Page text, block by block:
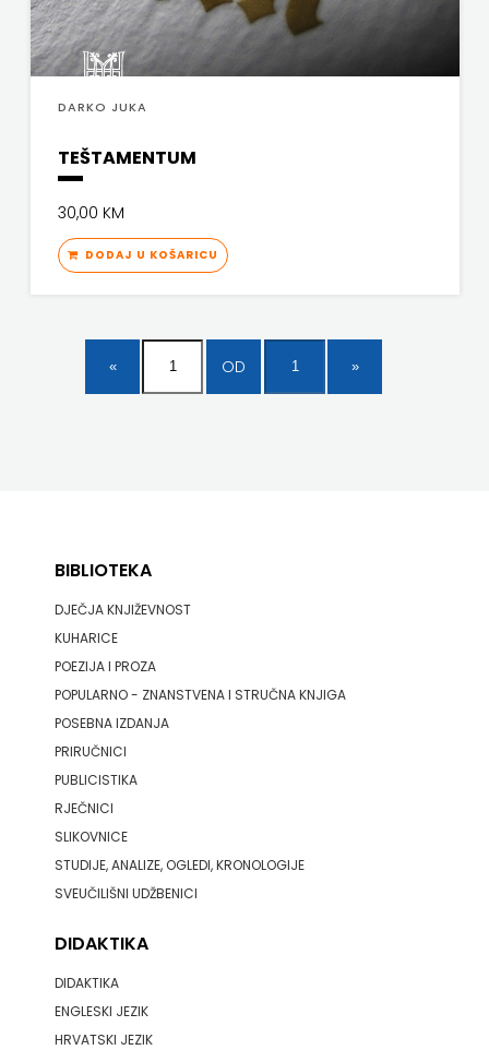
U
HNŽ
V.B.Z.
VERBUM
PALABRA
DARKO JUKA
TEŠTAMENTUM
30,00 KM
DODAJ U KOŠARICU
OD
BIBLIOTEKA
DJEČJA KNJIŽEVNOST
KUHARICE
POEZIJA I PROZA
POPULARNO - ZNANSTVENA I STRUČNA KNJIGA
POSEBNA IZDANJA
PRIRUČNICI
PUBLICISTIKA
RJEČNICI
SLIKOVNICE
STUDIJE, ANALIZE, OGLEDI, KRONOLOGIJE
SVEUČILIŠNI UDŽBENICI
DIDAKTIKA
DIDAKTIKA
ENGLESKI JEZIK
HRVATSKI JEZIK